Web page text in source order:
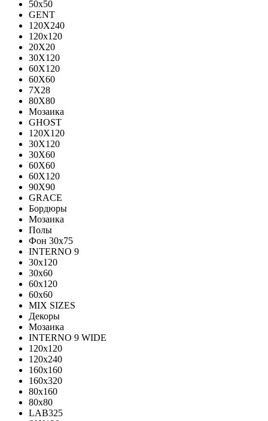
50x50
GENT
120X240
120х120
20X20
30X120
60X120
60X60
7X28
80X80
Мозаика
GHOST
120X120
30X120
30X60
60X60
60Х120
90X90
GRACE
Бордюры
Мозаика
Полы
Фон 30х75
INTERNO 9
30x120
30x60
60x120
60x60
MIX SIZES
Декоры
Мозаика
INTERNO 9 WIDE
120x120
120x240
160x160
160x320
80x160
80x80
LAB325